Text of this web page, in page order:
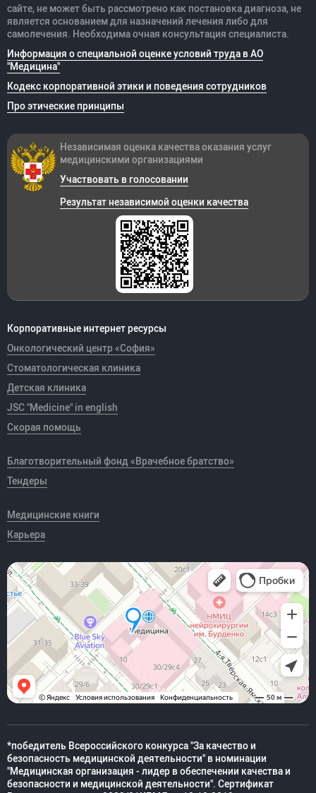
сайте, не может быть рассмотрено как постановка диагноза, не
является основанием для назначений лечения либо для
самолечения. Необходима очная консультация специалиста.
Информация о специальной оценке условий труда в АО
"Медицина"
Кодекс корпоративной этики и поведения сотрудников
Про этические принципы
Корпоративные интернет ресурсы
Онкологический центр «София»
Стоматологическая клиника
Детская клиника
JSC "Medicine" in english
Скорая помощь
Благотворительный фонд «Врачебное братство»
Тендеры
Медицинские книги
Карьера
Независимая оценка качества оказания услуг
медицинскими организациями
Участвовать в голосовании
Результат независимой оценки качества
*победитель Всероссийского конкурса "За качество и
безопасность медицинской деятельности" в номинации
"Медицинская организация - лидер в обеспечении качества и
безопасности и медицинской деятельности". Сертификат